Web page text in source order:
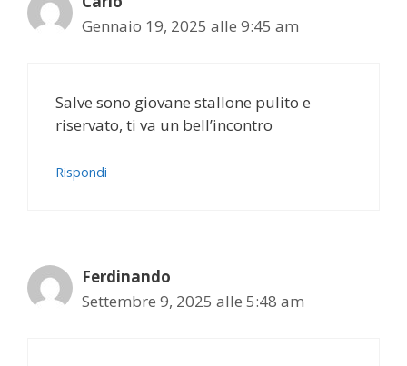
Gennaio 19, 2025 alle 9:45 am
Salve sono giovane stallone pulito e
riservato, ti va un bell’incontro
Rispondi
Ferdinando
Settembre 9, 2025 alle 5:48 am